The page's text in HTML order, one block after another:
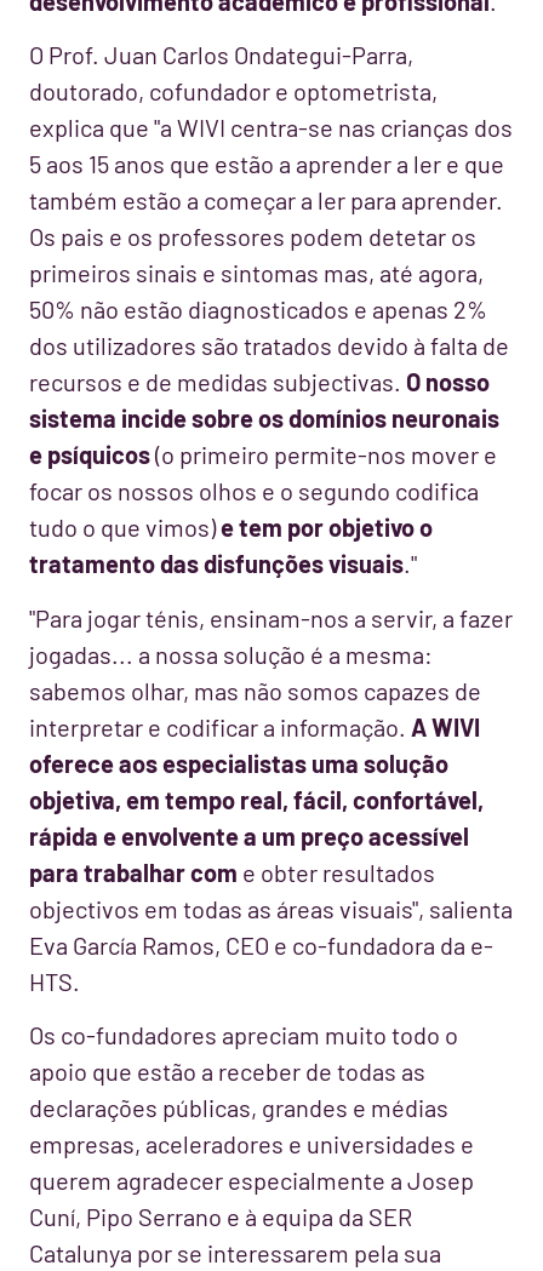
O Prof. Juan Carlos Ondategui-Parra,
doutorado, cofundador e optometrista,
explica que "a WIVI centra-se nas crianças dos
5 aos 15 anos que estão a aprender a ler e que
também estão a começar a ler para aprender.
Os pais e os professores podem detetar os
primeiros sinais e sintomas mas, até agora,
50% não estão diagnosticados e apenas 2%
dos utilizadores são tratados devido à falta de
recursos e de medidas subjectivas. O nosso
sistema incide sobre os domínios neuronais
e psíquicos(o primeiro permite-nos mover e
focar os nossos olhos e o segundo codifica
tudo o que vimos)e tem por objetivo o
tratamento das disfunções visuais."
"Para jogar ténis, ensinam-nos a servir, a fazer
jogadas... a nossa solução é a mesma:
sabemos olhar, mas não somos capazes de
interpretar e codificar a informação. A WIVI
oferece aos especialistas uma solução
objetiva, em tempo real, fácil, confortável,
rápida e envolvente a um preço acessível
para trabalhar com e obter resultados
objectivos em todas as áreas visuais", salienta
Eva García Ramos, CEO e co-fundadora da e-
HTS.
Os co-fundadores apreciam muito todo o
apoio que estão a receber de todas as
declarações públicas, grandes e médias
empresas, aceleradores e universidades e
querem agradecer especialmente a Josep
Cuní, Pipo Serrano e à equipa da SER
Catalunya por se interessarem pela sua